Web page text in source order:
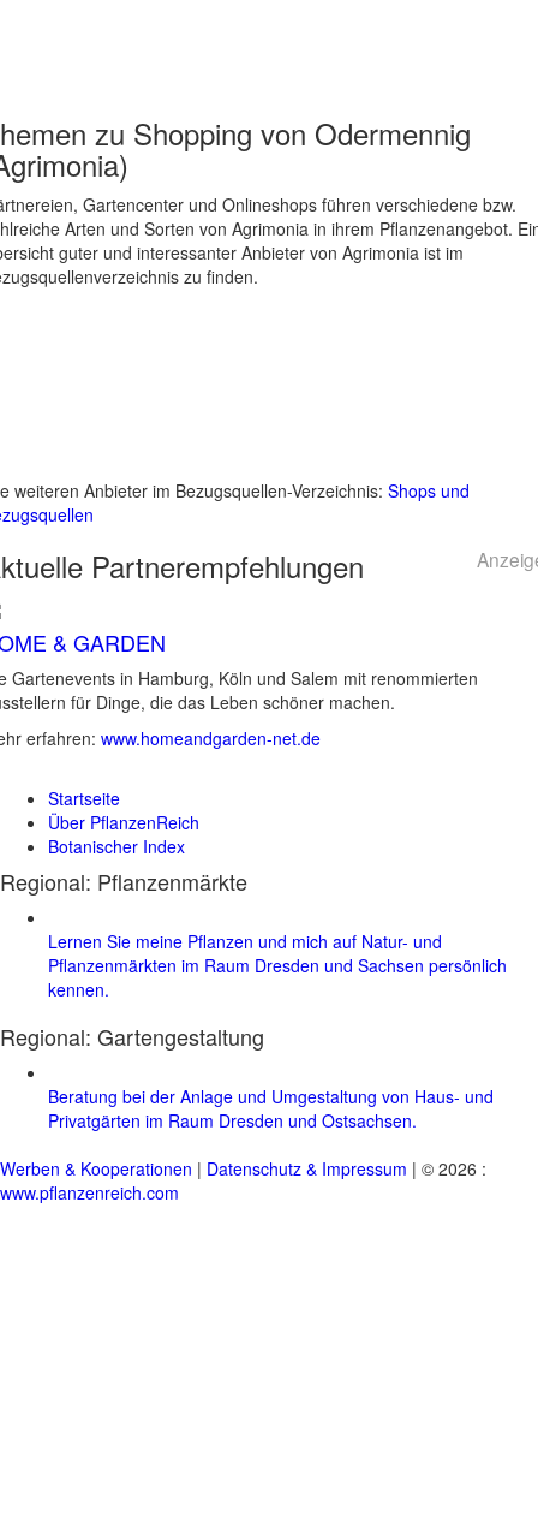
zu Shopping von Odermennig
Gartencenter und Onlineshops führen verschiedene bzw.
Arten und Sorten von Agrimonia in ihrem Pflanzenangebot.
guter und interessanter Anbieter von Agrimonia ist im
zu finden.
weiteren Anbieter im Bezugsquellen-Verzeichnis: Shops und
Partnerempfehlungen
& GARDEN
Gartenevents in Hamburg, Köln und Salem mit renommierten
für Dinge, die das Leben schöner machen.
erfahren: www.homeandgarden-net.de
Startseite
Über PflanzenReich
Botanischer Index
Regional: Pflanzenmärkte
Lernen Sie meine Pflanzen und mich auf Natur- und
Pflanzenmärkten im Raum Dresden und Sachsen persönlich
kennen.
Regional: Gartengestaltung
Beratung bei der Anlage und Umgestaltung von Haus- und
Privatgärten im Raum Dresden und Ostsachsen.
Werben & Kooperationen | Datenschutz & Impressum | © 2026 :
www.pflanzenreich.com